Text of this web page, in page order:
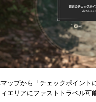
ップから「チェックポイント
エリアにファストトラベル可